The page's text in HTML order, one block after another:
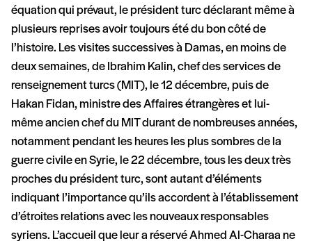
équation qui prévaut, le président turc déclarant même à
plusieurs reprises avoir toujours été du bon côté de
l’histoire. Les visites successives à Damas, en moins de
deux semaines, de Ibrahim Kalin, chef des services de
renseignement turcs (MIT), le 12 décembre, puis de
Hakan Fidan, ministre des Affaires étrangères et lui-
même ancien chef du MIT durant de nombreuses années,
notamment pendant les heures les plus sombres de la
guerre civile en Syrie, le 22 décembre, tous les deux très
proches du président turc, sont autant d’éléments
indiquant l’importance qu’ils accordent à l’établissement
d’étroites relations avec les nouveaux responsables
syriens. L’accueil que leur a réservé Ahmed Al-Charaa ne